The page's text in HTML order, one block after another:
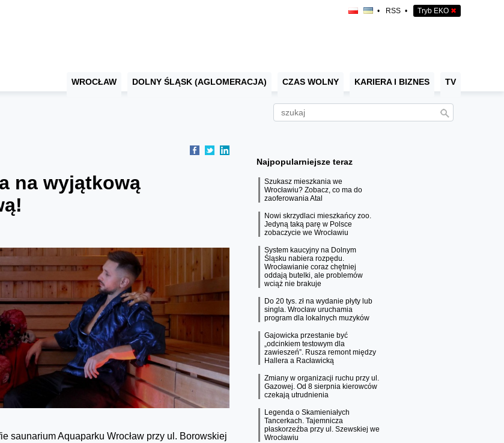
• RSS • Tryb EKO ✖
WROCŁAW DOLNY ŚLĄSK (AGLOMERACJA) CZAS WOLNY KARIERA I BIZNES TV
na wyjątkową
saunarium Aquaparku Wrocław przy ul. Borowskiej
Najpopularniejsze teraz
Szukasz mieszkania we
Wrocławiu? Zobacz, co ma do
zaoferowania Atal
Nowi skrzydlaci mieszkańcy zoo.
Jedyną taką parę w Polsce
zobaczycie we Wrocławiu
System kaucyjny na Dolnym
Śląsku nabiera rozpędu.
Wrocławianie coraz chętniej
oddają butelki, ale problemów
wciąż nie brakuje
Do 20 tys. zł na wydanie płyty lub
singla. Wrocław uruchamia
program dla lokalnych muzyków
Gajowicka przestanie być
„odcinkiem testowym dla
zawieszeń”. Rusza remont między
Hallera a Racławicką
Zmiany w organizacji ruchu przy ul.
Gazowej. Od 8 sierpnia kierowców
czekają utrudnienia
Legenda o Skamieniałych
Tancerkach. Tajemnicza
płaskorzeźba przy ul. Szewskiej we
Wrocławiu